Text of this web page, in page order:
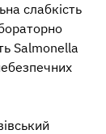
слабкість
Salmonella